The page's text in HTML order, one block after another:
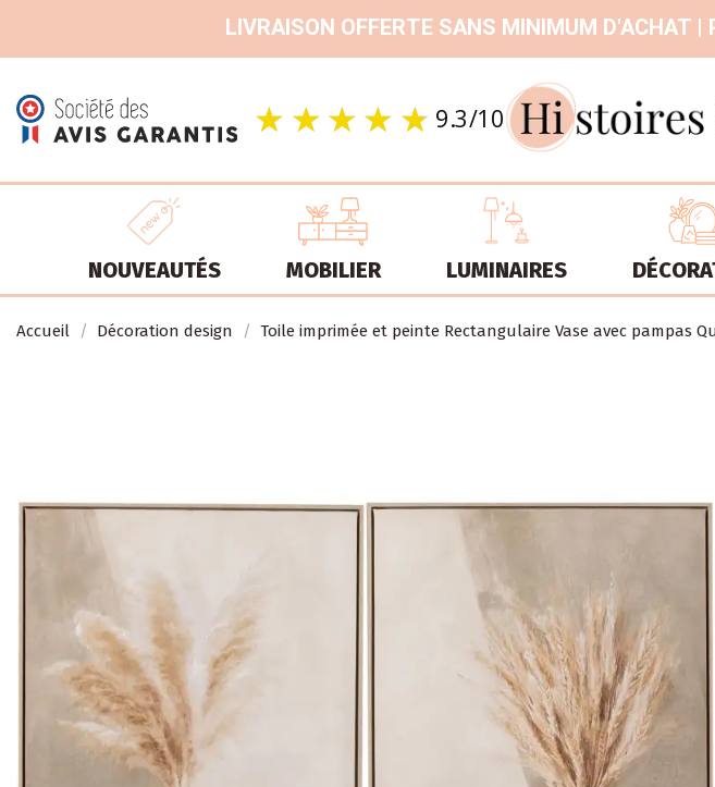
LIVRAISON OFFERTE SANS MINIMUM D'ACHAT
9.3/10
NOUVEAUTÉS MOBILIER LUMINAIRES
Accueil Décoration design Toile imprimée et peinte Rectangulaire Vase avec pampas